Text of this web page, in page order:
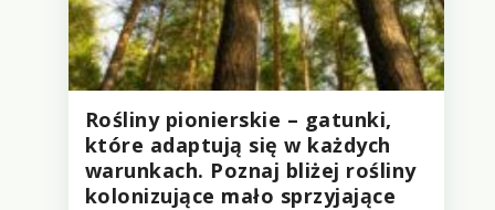
Rośliny pionierskie – gatunki,
które adaptują się w każdych
warunkach. Poznaj bliżej rośliny
kolonizujące mało sprzyjające